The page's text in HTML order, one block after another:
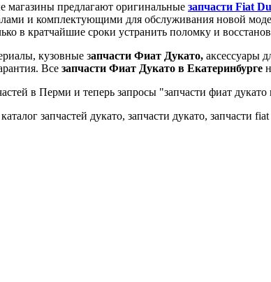
магазины предлагают оригинальные запчасти Fiat
и комплектующими для обслуживания новой
в кратчайшие сроки устранить поломку и
кузовные запчасти Фиат Дукато, аксессуары
Все запчасти Фиат Дукато в Екатеринбурге
в Перми и теперь запросы "запчасти фиат
запчастей дукато, запчасти дукато, запчасти fiat